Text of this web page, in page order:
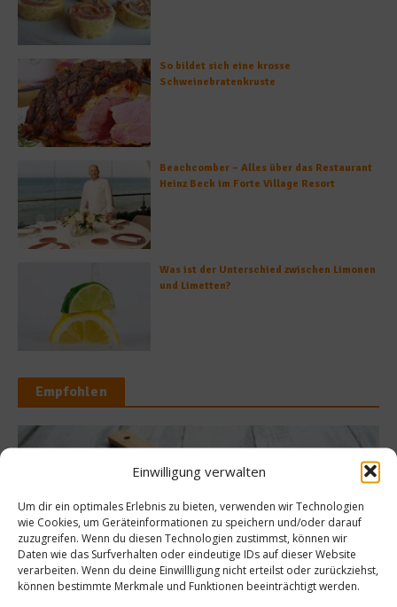
Einwilligung verwalten
Um dir ein optimales Erlebnis zu bieten, verwenden wir Technologien
wie Cookies, um Geräteinformationen zu speichern und/oder darauf
zuzugreifen. Wenn du diesen Technologien zustimmst, können wir
Daten wie das Surfverhalten oder eindeutige IDs auf dieser Website
verarbeiten. Wenn du deine Einwillligung nicht erteilst oder zurückziehst,
können bestimmte Merkmale und Funktionen beeinträchtigt werden.
So bildet sich eine krosse
Schweinebratenkruste
Beachcomber – Alles über das Restaurant
Heinz Beck im Forte Village Resort
Was ist der Unterschied zwischen Limonen
und Limetten?
Empfohlen
Rezepte
Süß-salziges
17. Oktober